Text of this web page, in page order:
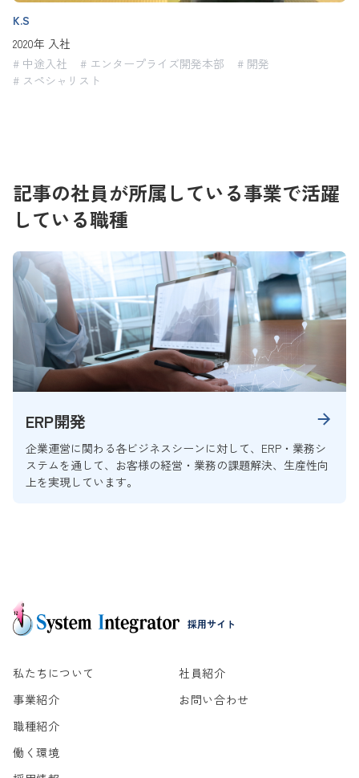
K.S
2020年 入社
# 中途入社
# エンタープライズ開発本部
# 開発
# スペシャリスト
記事の社員が所属している事業で活躍
している職種
ERP開発
企業運営に関わる各ビジネスシーンに対して、ERP・業務シ
ステムを通して、お客様の経営・業務の課題解決、生産性向
上を実現しています。
採用サイト
私たちについて
事業紹介
職種紹介
働く環境
社員紹介
お問い合わせ